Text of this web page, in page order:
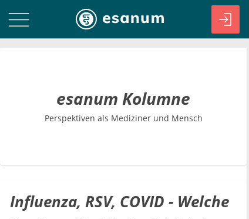
esanum Kolumne
Perspektiven als Mediziner und Mensch
Influenza, RSV, COVID - Welche